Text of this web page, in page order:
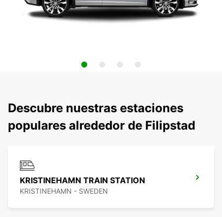
Descubre nuestras estaciones
populares alrededor de Filipstad
KRISTINEHAMN TRAIN STATION
KRISTINEHAMN - SWEDEN